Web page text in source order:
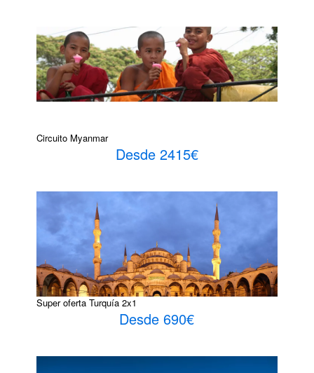
Circuito Myanmar
Desde 2415€
Super oferta Turquía 2x1
Desde 690€